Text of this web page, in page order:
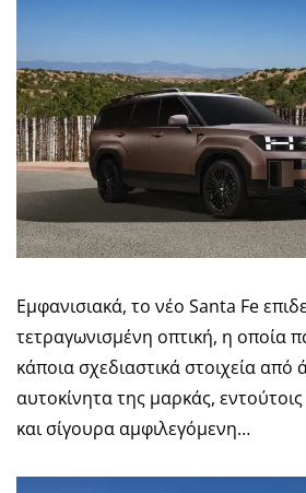
Εμφανισιακά, το νέο Santa Fe
τετραγωνισμένη οπτική, η οποία
κάποια σχεδιαστικά στοιχεία
αυτοκίνητα της μαρκάς, εντούτοις
και σίγουρα αμφιλεγόμενη…